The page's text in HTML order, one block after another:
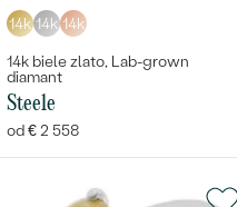
14k 14k 14k
14k biele zlato, Lab-grown
diamant
Steele
od € 2 558